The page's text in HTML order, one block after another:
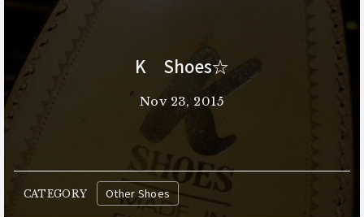
K Shoes☆
Nov 23, 2015
CATEGORY Other Shoes